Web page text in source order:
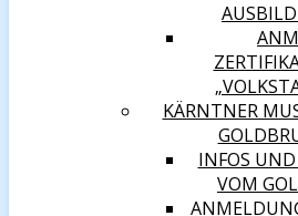
KÄRNTNER
INFOS
VOM